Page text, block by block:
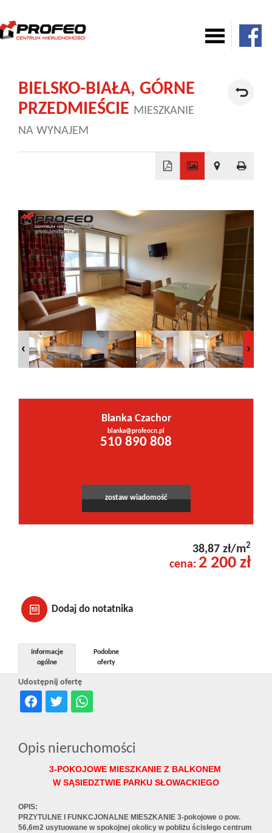
Komercja
Nowe
Inwestycje
PROMOCJE
BIELSKO-BIAŁA, GÓRNE
PRZEDMIEŚCIE MIESZKANIE
NA WYNAJEM
−
Blanka Czachor
blanka@profeocn.pl
510 890 808
zostaw wiadomość
38,87 zł/m2
cena: 2 200 zł
Dodaj do notatnika
Udostępnij ofertę
Informacje
ogólne
Podobne
oferty
Opis nieruchomości
3-POKOJOWE MIESZKANIE Z BALKONEM
W SĄSIEDZTWIE PARKU SŁOWACKIEGO
OPIS:
PRZYTULNE I FUNKCJONALNE MIESZKANIE 3-pokojowe o pow.
56,6m2 usytuowane w spokojnej okolicy w pobliżu ścisłego centrum